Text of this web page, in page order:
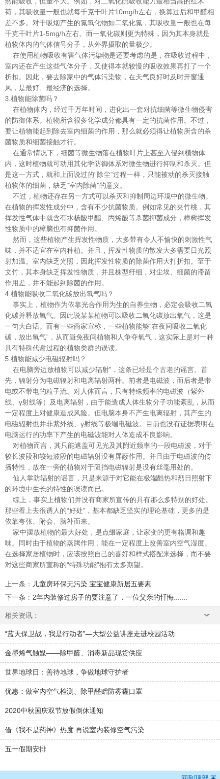
荷，其吸收量一般也就每千克干叶片10mg/h左右，换算过后和甲醛相
差不多。对于吸烟产生的氮氧化物如二氧化氮，其吸收量一般也在每
千克干叶片1-5mg/h左右。而一氧化碳则更为特殊，因为其本身就是
植物体内的气体信号分子，从外界摄取的量极少。
在使用植物吸收有害气体污染物是还要考虑的是，在吸收过程中，
室内还在产生这些气体分子，又使得本就较慢的吸收效果再打了一个
折扣。因此，要去除家中的气体污染物，在天气良好时及时开窗通
风，是最好、最经济的选择。
3.植物能除菌吗？
在植物体内，经过千万年时间，进化出一套对抗细菌等微生物侵害
的防御体系。植物所含很多化学成分都具有一定的抗菌作用。不过，
要让植物能起到除去室内细菌的作用，那么就必须得让植物所含的杀
菌物质和细菌接触才行。
在通常情况下，细菌等微生物落在植物叶片上甚至入侵到植物体
内，这时植物就可动用其化学防御体系对微生物进行抑制和杀灭。但
是这一方式，就和上面说过的“除尘”过程一样，只能被动的杀灭接触
植物体的细菌，缺乏“室内除菌”的意义。
不过，植物还存在另一方式可以杀灭和抑制周边环境中的微生物。
在植物的挥发性成分中，含有不少抗菌物质。例如常见的夹竹桃，其
挥发性气体中就含有水杨酸甲酯、丙烯酸等杀菌抑菌成分，樟树挥发
性物质中的樟脑也有抑菌作用。
然而，这些植物产生挥发性物质，大多带有令人不愉快的刺激性气
味，并不适宜在室内种植。并且，挥发性物质的散发大多需要日光照
射加温。室内缺乏光照，因此挥发性物质的除菌作用大打折扣。至于
文竹，其本身缺乏挥发性物质，并且株型纤细，对尘埃、细菌的滞留
作用差，并不能起到除菌的作用。
4.植物能吸收二氧化碳放出氧气吗？
事实上，植物作为依靠光合作用为生的自养生物，必定会吸收二氧
化碳并释放氧气。因此说某某植物可以吸收二氧化碳放出氧气，这是
一句大白话。而有一些商家宣称，一些植物能够“在夜间吸收二氧化
碳，放出氧气”，从而避免夜间植物和人争夺氧气，这实际上是对一种
具有特殊代谢过程的植物类群的误读。
5.植物能减少电磁辐射吗？
在电脑旁边放植物可以减少辐射”，这条已经是个古老的谣言。首
先，辐射分为电磁辐射和电离辐射两种。前者是电磁波，而后者是带
电或不带电的粒子流。对人体而言，只有特殊频率的电磁波（紫外
线、γ射线等）及电离辐射，由于能造成人体生物分子功能紊乱，从而
一定程度上对健康造成风险。但电脑本身不产生电离辐射，其产生的
电磁辐射也并非紫外线、γ射线等极端电磁波。目前也没有证据表明在
电脑运行的功率下产生的电磁波能对人体造成不良影响。
对植物而言，其只能遮盖可见光及其附近频率的一段电磁波，对于
较长波段和较短波段的电磁辐射没有屏蔽作用。并且由于电磁波的传
播特性，放在一旁的植物对于阻挡电磁辐射是没有丝毫用处的。
仙人掌防辐射的谣言，只是来源于对它能在极端酷热和烈日照射下
的环境中生长的特性的误读而已。
综上， 事实上植物们并没有商家所宣传的具有那么多特别的好处。
那些看上去很诱人的“好处”，基本都缺乏坚实的理论基础，更多的是
依靠夸张、附会、
脑补而来。
家中摆放植物的最大好处，是点缀家庭，让家变的更有格调和趣
味。同时由于植物的蒸腾作用，能在一定程度上改善室内空气湿度。
在选择家居植物时，应该按照自己的喜好和样式搭配来选择，而不要
对这些商家所宣称的“特殊功能”抱有太多期望。
上一条 ： 儿童房环保无污染 宝宝健康新居五要素
下一条 ： 2年内装修过房子的要注意了，一位父亲的忏悔.......
相关资讯：
“蓝天保卫战，我是行动者”—大型公益讲座走进校园活动
金墨烯气触媒——除甲醛、消毒新品现货供应
世界地球日：善待地球，争做地球守护者
优惠：做室内空气检测、除甲醛赠防雾霾口罩
2020中秋国庆双节放假倒休通知
借《我不是药神》热度 再说室内装修空气污染
五一假期安排